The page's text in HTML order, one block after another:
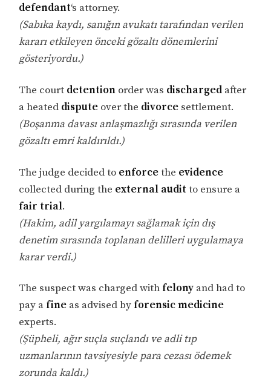
defendant‘s attorney.
(Sabıka kaydı, sanığın avukatı tarafından verilen
kararı etkileyen önceki gözaltı dönemlerini
gösteriyordu.)
The court detention order was discharged after
a heated dispute over the divorce settlement.
(Boşanma davası anlaşmazlığı sırasında verilen
gözaltı emri kaldırıldı.)
The judge decided to enforcethe evidence
collected during the external audit to ensure a
fair trial.
(Hakim, adil yargılamayı sağlamak için dış
denetim sırasında toplanan delilleri uygulamaya
karar verdi.)
The suspect was charged with felony and had to
pay a fine as advised by forensic medicine
experts.
(Şüpheli, ağır suçla suçlandı ve adli tıp
uzmanlarının tavsiyesiyle para cezası ödemek
zorunda kaldı.)